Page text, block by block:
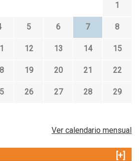
1
5 6 7 8
12 13 14 15
19 20 21 22
26 27 28 29
Ver calendario mensual
[+]